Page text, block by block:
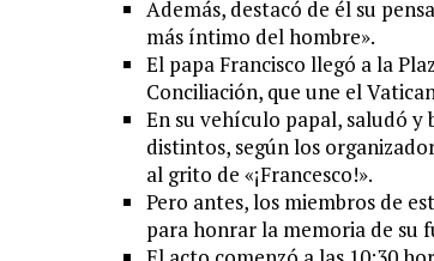
Además, destacó de él su
más íntimo del hombre».
El papa Francisco llegó a la
Conciliación, que une el
En su vehículo papal, saludó y
distintos, según los
al grito de «¡Francesco!».
Pero antes, los miembros de
para honrar la memoria de su